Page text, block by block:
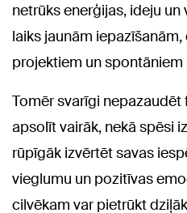
netrūks enerģijas, ideju
laiks jaunām
projektiem un
Tomēr svarīgi nepazaudēt
apsolīt vairāk, nekā spēsi
rūpīgāk izvērtēt savas
vieglumu un pozitīvas
cilvēkam var pietrūkt